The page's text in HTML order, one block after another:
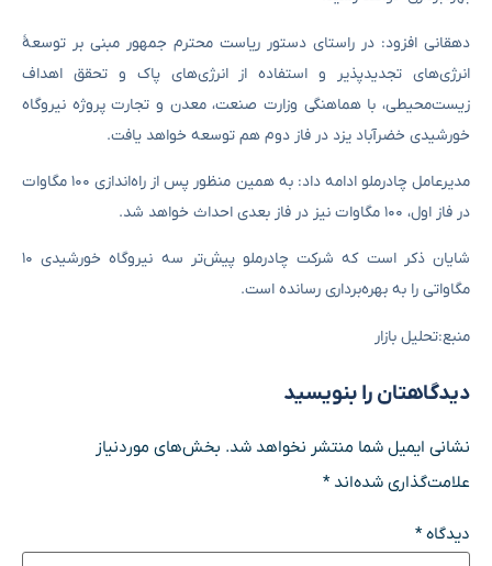
دهقانی افزود: در راستای دستور ریاست محترم جمهور مبنی بر توسعهٔ
انرژی‌های تجدیدپذیر و استفاده از انرژی‌های پاک و تحقق اهداف
زیست‌محیطی، با هماهنگی وزارت صنعت، معدن و تجارت پروژه نیروگاه
خورشیدی خضرآباد یزد در فاز دوم هم توسعه خواهد یافت.
مدیرعامل چادرملو ادامه داد: به همین منظور پس از راه‌اندازی ۱۰۰ مگاوات
در فاز اول، ۱۰۰ مگاوات نیز در فاز بعدی احداث خواهد شد.
شایان ذکر است که شرکت چادرملو پیش‌تر سه نیروگاه خورشیدی ۱۰
مگاواتی را به بهره‌برداری رسانده است.
منبع:تحلیل بازار
دیدگاهتان را بنویسید
نشانی ایمیل شما منتشر نخواهد شد. بخش‌های موردنیاز
علامت‌گذاری شده‌اند*
دیدگاه*